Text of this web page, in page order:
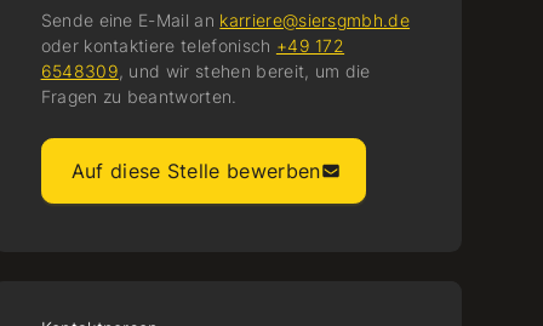
Sende eine E-Mail an karriere@siersgmbh.de
oder kontaktiere telefonisch +49 172
6548309, und wir stehen bereit, um die
Fragen zu beantworten.
Auf diese Stelle bewerben